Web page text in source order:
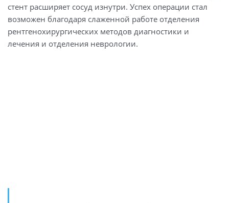
стент расширяет сосуд изнутри. Успех операции стал
возможен благодаря слаженной работе отделения
рентгенохирургических методов диагностики и
лечения и отделения неврологии.